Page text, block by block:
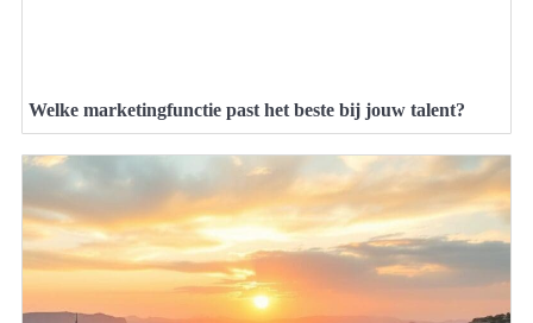
Welke marketingfunctie past het beste bij jouw talent?